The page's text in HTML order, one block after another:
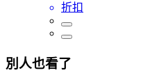
折扣
別人也看了